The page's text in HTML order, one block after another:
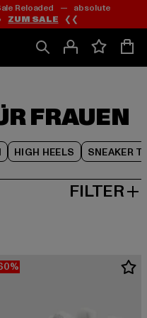
Reloaded — absolute
ZUM SALE ❮❮
FRAUEN
HIGH HEELS SNEAKER
FILTER